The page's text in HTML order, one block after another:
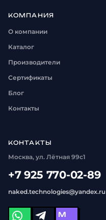
КОМПАНИЯ
О компании
Каталог
Производители
Сертификаты
Блог
Контакты
КОНТАКТЫ
Москва, ул. Лётная 99с1
+7 925 770-02-89
naked.technologies@yandex.ru
M